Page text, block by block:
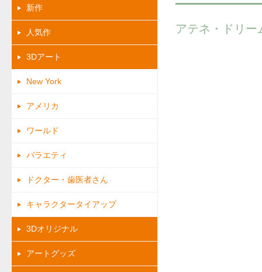
アテネ・ドリー
新作
人気作
3Dアート
New York
アメリカ
ワールド
バラエティ
ドクター・歯医者さん
キャラクタータイアップ
3Dオリジナル
アートグッズ